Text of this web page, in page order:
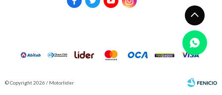
© Copyright 2026 / Motorlider